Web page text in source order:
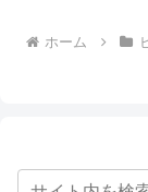
ホーム